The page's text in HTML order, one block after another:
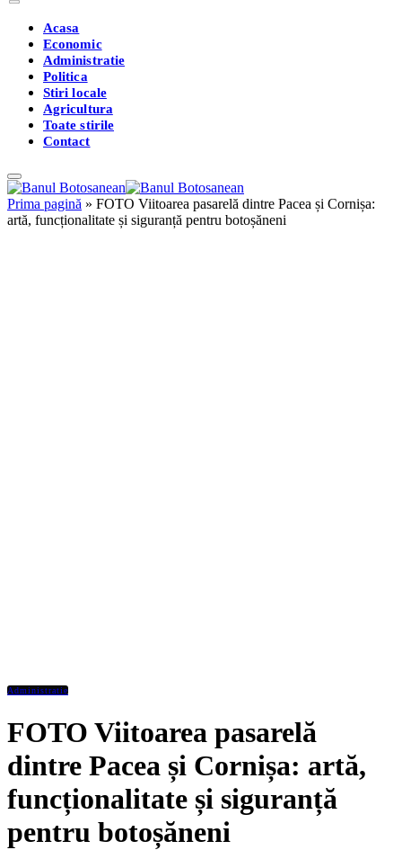
Acasa
Economic
Administratie
Politica
Stiri locale
Agricultura
Toate stirile
Contact
Prima pagină » FOTO Viitoarea pasarelă dintre Pacea și Cornișa:
artă, funcționalitate și siguranță pentru botoșăneni
Administratie
FOTO Viitoarea pasarelă
dintre Pacea și Cornișa: artă,
funcționalitate și siguranță
pentru botoșăneni